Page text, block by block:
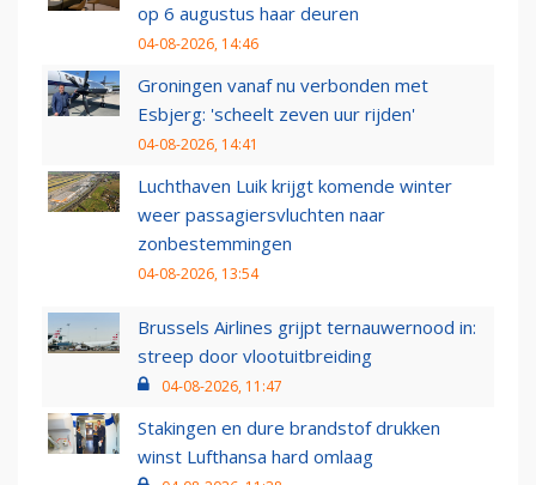
op 6 augustus haar deuren
04-08-2026, 14:46
Groningen vanaf nu verbonden met
Esbjerg: 'scheelt zeven uur rijden'
04-08-2026, 14:41
Luchthaven Luik krijgt komende winter
weer passagiersvluchten naar
zonbestemmingen
04-08-2026, 13:54
Brussels Airlines grijpt ternauwernood in:
streep door vlootuitbreiding
04-08-2026, 11:47
Stakingen en dure brandstof drukken
winst Lufthansa hard omlaag